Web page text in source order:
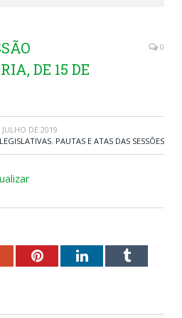
DE 15 DE
0
JULHO DE 2019
, PAUTAS E ATAS DAS SESSÕES
PinterestLinkedInTumblr